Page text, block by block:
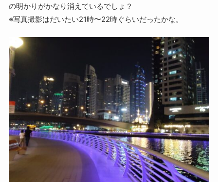
の明かりがかなり消えているでしょ？
※写真撮影はだいたい21時〜22時ぐらいだったかな。